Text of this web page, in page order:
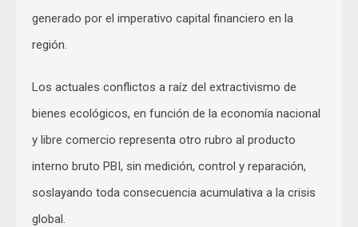
generado por el imperativo capital financiero en la
región.
Los actuales conflictos a raíz del extractivismo de
bienes ecológicos, en función de la economía nacional
y libre comercio representa otro rubro al producto
interno bruto PBI, sin medición, control y reparación,
soslayando toda consecuencia acumulativa a la crisis
global.